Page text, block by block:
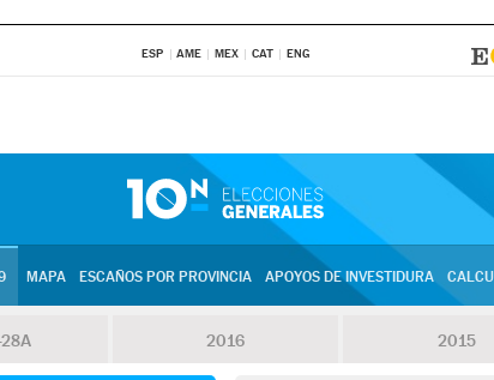
ESP AME MEX CAT ENG
MAPA ESCAÑOS POR PROVINCIA APOYOS DE INVESTIDURA
2016 2015